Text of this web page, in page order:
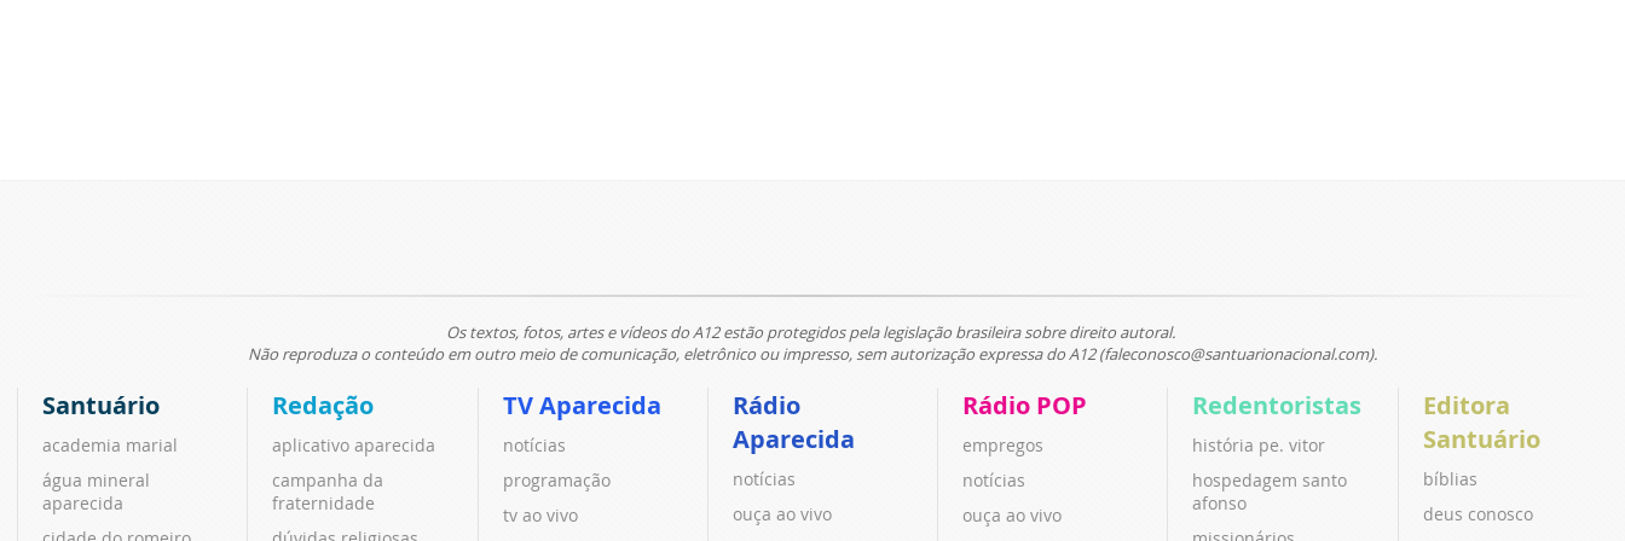
Os textos, fotos, artes e vídeos do A12 estão protegidos pela legislação brasileira sobre direito autoral.
Não reproduza o conteúdo em outro meio de comunicação, eletrônico ou impresso, sem autorização expressa do A12 (faleconosco@santuarionacional.com).
Santuário
academia marial
água mineral
aparecida
Redação
aplicativo aparecida
campanha da
fraternidade
TV Aparecida
notícias
programação
tv ao vivo
Rádio
Aparecida
notícias
ouça ao vivo
Rádio POP
empregos
notícias
ouça ao vivo
Redentoristas
história pe. vitor
hospedagem santo
afonso
Editora
Santuário
bíblias
deus conosco